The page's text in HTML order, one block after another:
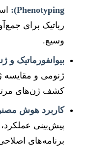
Phenotyping):
رباتیک برای
وسیع.
بیوانفورماتیک و
ژنومی و مقایسه
کشف ژن‌های
کاربرد هوش
پیش‌بینی
برنامه‌های